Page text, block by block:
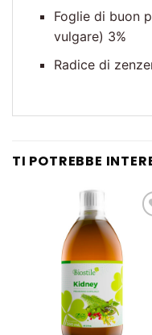
Foglie di buon
vulgare) 3%
Radice di
TI POTREBBE